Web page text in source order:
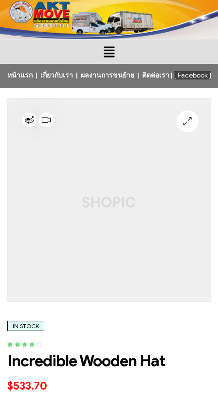
หน้าแรก| เกี่ยวกับเรา | ผลงานการขนย้าย| ติดต่อเรา | [ Facebook ]
IN STOCK
out of 5
ratings
Incredible Wooden Hat
$533.70